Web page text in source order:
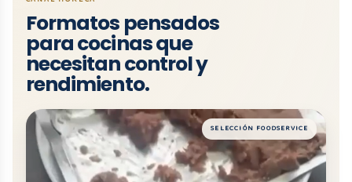
Formatos pensados
para cocinas que
necesitan control y
rendimiento.
SELECCIÓN FOODSERVICE